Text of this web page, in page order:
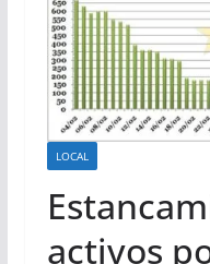
LOCAL
activos